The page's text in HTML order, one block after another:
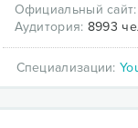
Официальный сайт:
Аудитория: 8993
Специализации: